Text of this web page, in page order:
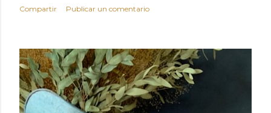
Compartir Publicar un comentario